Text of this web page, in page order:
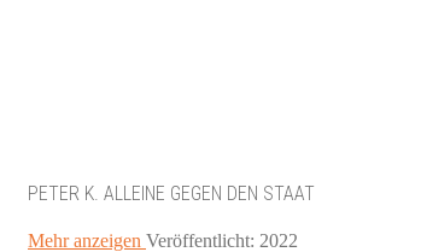
PETER K. ALLEINE GEGEN DEN STAAT
Mehr anzeigen Veröffentlicht: 2022